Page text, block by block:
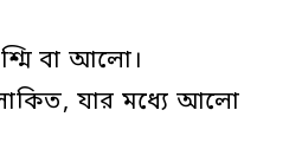
বা আলো।
যার মধ্যে আলো